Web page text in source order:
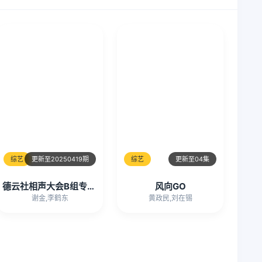
综艺 更新至20250419期
德云社相声大会B组专场演出常熟站2025
谢金,李鹤东
综艺 更新至04集
风向GO
黄政民,刘在锡